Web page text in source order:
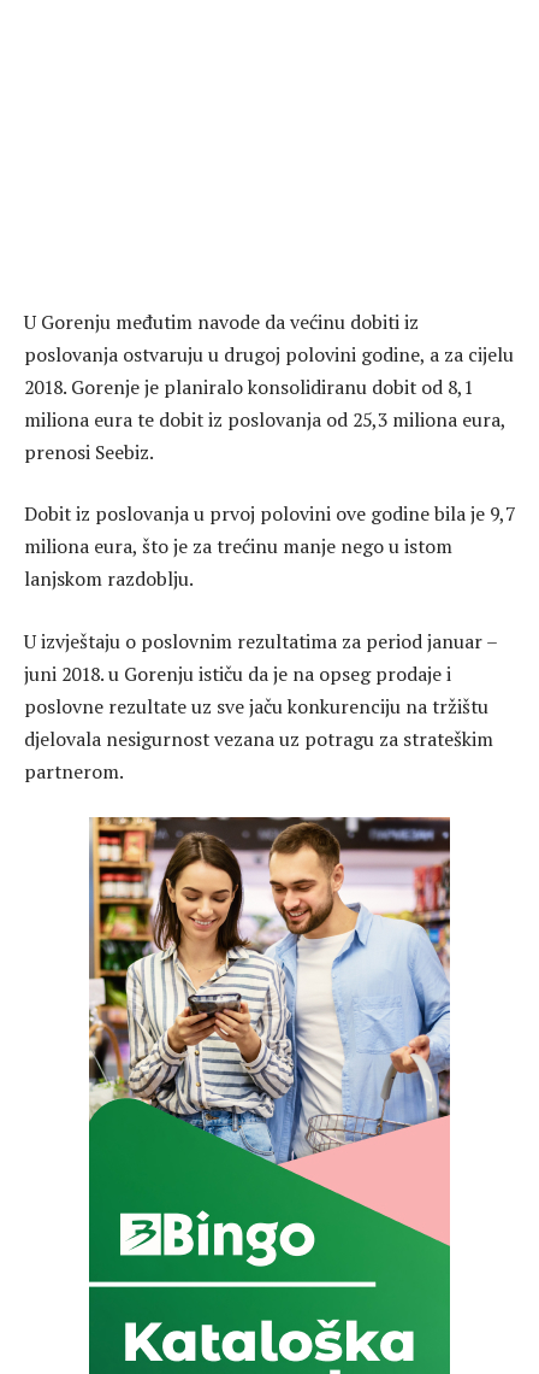
U Gorenju međutim navode da većinu dobiti iz
poslovanja ostvaruju u drugoj polovini godine, a za cijelu
2018. Gorenje je planiralo konsolidiranu dobit od 8,1
miliona eura te dobit iz poslovanja od 25,3 miliona eura,
prenosi Seebiz.
Dobit iz poslovanja u prvoj polovini ove godine bila je 9,7
miliona eura, što je za trećinu manje nego u istom
lanjskom razdoblju.
U izvještaju o poslovnim rezultatima za period januar –
juni 2018. u Gorenju ističu da je na opseg prodaje i
poslovne rezultate uz sve jaču konkurenciju na tržištu
djelovala nesigurnost vezana uz potragu za strateškim
partnerom.